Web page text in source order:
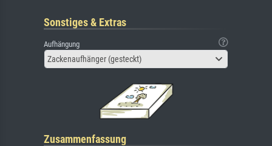
Sonstiges & Extras
Aufhängung
Zackenaufhänger (gesteckt)
Zusammenfassung